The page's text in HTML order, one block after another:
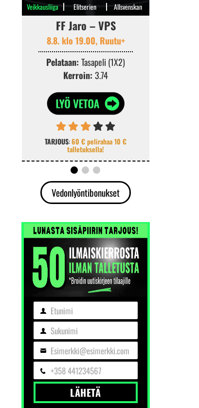
FF Jaro – VPS
8.8. klo 19.00, Ruutu+
Pelataan: Tasapeli (1X2)
Kerroin: 3.74
TARJOUS:60 € pelirahaa 10 €
talletuksella!
Veikkausliiga Elitserien Allsvenskan
Vedonlyöntibonukset
EtunimiEtunimi
SukunimiSukunimi
SähköpostiEsimerkki@esimerkki.com
Puhelin+358 441234567
LÄHETÄ